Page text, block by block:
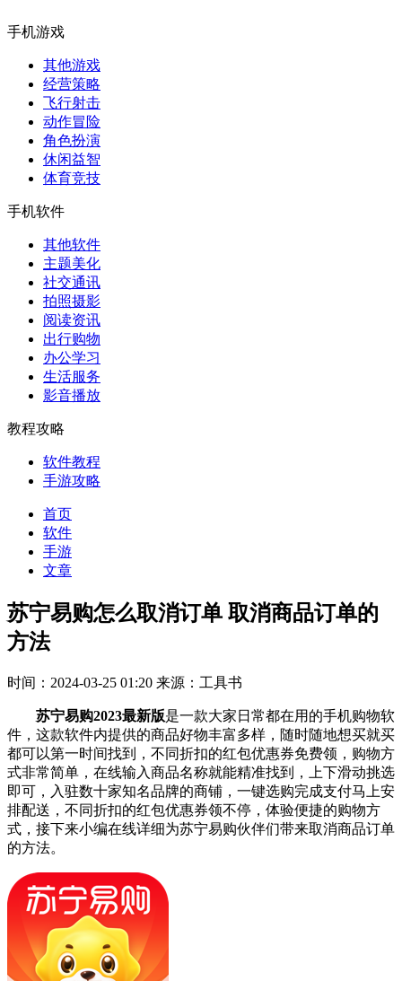
手机游戏
其他游戏
经营策略
飞行射击
动作冒险
角色扮演
休闲益智
体育竞技
手机软件
其他软件
主题美化
社交通讯
拍照摄影
阅读资讯
出行购物
办公学习
生活服务
影音播放
教程攻略
软件教程
手游攻略
首页
软件
手游
文章
苏宁易购怎么取消订单 取消商品订单的
方法
时间：2024-03-25 01:20 来源：工具书
苏宁易购2023最新版是一款大家日常都在用的手机购物软
件，这款软件内提供的商品好物丰富多样，随时随地想买就买
都可以第一时间找到，不同折扣的红包优惠券免费领，购物方
式非常简单，在线输入商品名称就能精准找到，上下滑动挑选
即可，入驻数十家知名品牌的商铺，一键选购完成支付马上安
排配送，不同折扣的红包优惠券领不停，体验便捷的购物方
式，接下来小编在线详细为苏宁易购伙伴们带来取消商品订单
的方法。